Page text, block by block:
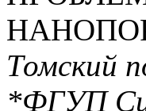
Томский
*ФГУП